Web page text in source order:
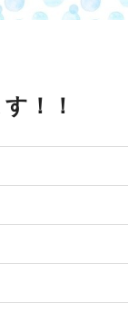
！！